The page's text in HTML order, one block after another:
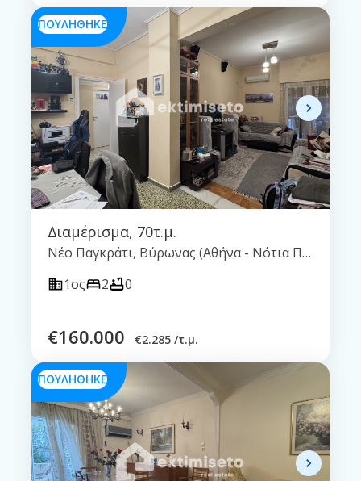
ΠΟΥΛΗΘΗΚΕ
Διαμέρισμα, 70τ.μ.
Νέο Παγκράτι, Βύρωνας (Αθήνα - Νότια Προάστια)
1ος
2 0
€160.000 €2.285 /τ.μ.
ΠΟΥΛΗΘΗΚΕ